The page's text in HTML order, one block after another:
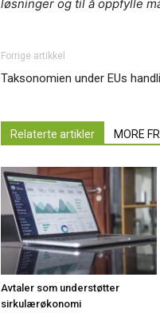
løsninger og til å oppfylle
Forrige artikkel
Taksonomien under EUs
Relaterte artikler MORE
Avtaler som understøtter
sirkulærøkonomi